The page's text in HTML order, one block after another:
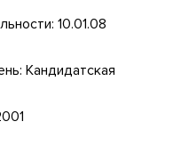
10.01.08
Кандидатская